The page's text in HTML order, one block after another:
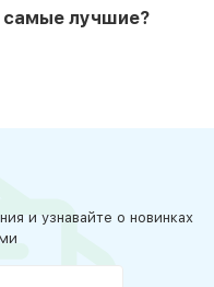
самые лучшие?
и узнавайте о новинках